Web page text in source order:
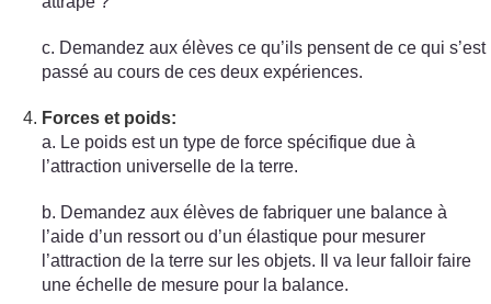
c. Demandez aux élèves ce qu’ils pensent de ce qui s’est
passé au cours de ces deux expériences.
Forces et poids:
a. Le poids est un type de force spécifique due à
l’attraction universelle de la terre.
b. Demandez aux élèves de fabriquer une balance à
l’aide d’un ressort ou d’un élastique pour mesurer
l’attraction de la terre sur les objets. Il va leur falloir faire
une échelle de mesure pour la balance.